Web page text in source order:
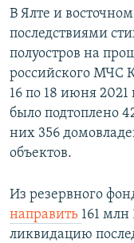
д
ы
д
у
щ
и
й
с
а
й
д
д
у
ю
щ
и
й
с
л
й
д
В Ялте и
последствиями
полуостров на
российского МЧС
16 по 18 июня 2021
было подтоплено
них 356
объектов.
Из резервного
направить 161 млн
ликвидацию